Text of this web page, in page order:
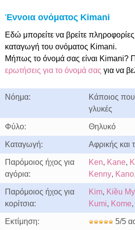
Έννοια ονόματος Kimani
Εδώ μπορείτε να βρείτε
καταγωγή του ονόματος Kimani.
Μήπως το όνομά σας είναι Kimani?
ερωτήσεις για το όνομά σας για να
Νόημα:
Κάποιος που
γλυκές
Φύλο: Θηλυκό
Καταγωγή: Αφρικής και
Παρόμοιος ήχος για
αγόρια:
Ken, Kane,
Kenny, Kano,
Παρόμοιος ήχος για
κορίτσια:
Kim, Kiều My
Kumi, Kome,
Εκτίμηση: 5/5